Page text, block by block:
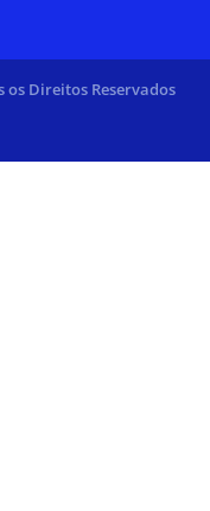
os Direitos Reservados